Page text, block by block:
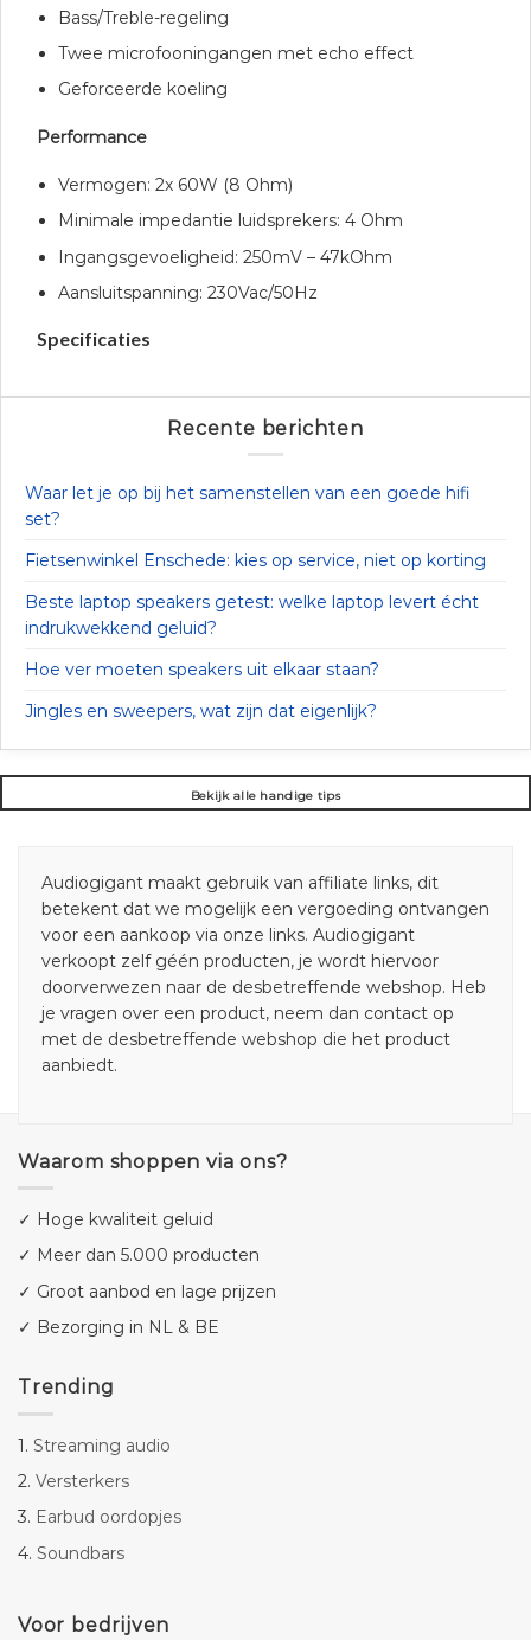
Bass/Treble-regeling
Twee microfooningangen met echo effect
Geforceerde koeling
Performance
Vermogen: 2x 60W (8 Ohm)
Minimale impedantie luidsprekers: 4 Ohm
Ingangsgevoeligheid: 250mV – 47kOhm
Aansluitspanning: 230Vac/50Hz
Specificaties
Recente berichten
Waar let je op bij het samenstellen van een goede hifi
set?
Fietsenwinkel Enschede: kies op service, niet op korting
Beste laptop speakers getest: welke laptop levert écht
indrukwekkend geluid?
Hoe ver moeten speakers uit elkaar staan?
Jingles en sweepers, wat zijn dat eigenlijk?
Bekijk alle handige tips
Audiogigant maakt gebruik van affiliate links, dit
betekent dat we mogelijk een vergoeding ontvangen
voor een aankoop via onze links. Audiogigant
verkoopt zelf géén producten, je wordt hiervoor
doorverwezen naar de desbetreffende webshop. Heb
je vragen over een product, neem dan contact op
met de desbetreffende webshop die het product
aanbiedt.
Waarom shoppen via ons?
✓ Hoge kwaliteit geluid
✓ Meer dan 5.000 producten
✓ Groot aanbod en lage prijzen
✓ Bezorging in NL & BE
Trending
1. Streaming audio
2. Versterkers
3. Earbud oordopjes
4. Soundbars
Voor bedrijven